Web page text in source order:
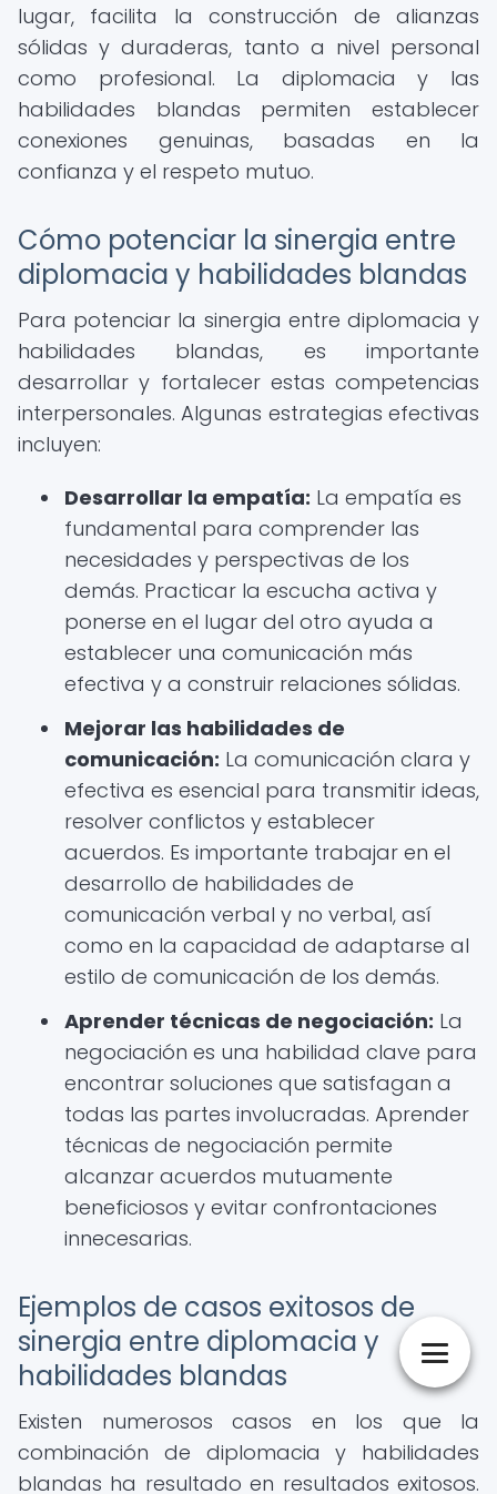
lugar, facilita la construcción de alianzas
sólidas y duraderas, tanto a nivel personal
como profesional. La diplomacia y las
habilidades blandas permiten establecer
conexiones genuinas, basadas en la
confianza y el respeto mutuo.
Cómo potenciar la sinergia entre
diplomacia y habilidades blandas
Para potenciar la sinergia entre diplomacia y
habilidades blandas, es importante
desarrollar y fortalecer estas competencias
interpersonales. Algunas estrategias efectivas
incluyen:
Desarrollar la empatía: La empatía es
fundamental para comprender las
necesidades y perspectivas de los
demás. Practicar la escucha activa y
ponerse en el lugar del otro ayuda a
establecer una comunicación más
efectiva y a construir relaciones sólidas.
Mejorar las habilidades de
comunicación: La comunicación clara y
efectiva es esencial para transmitir ideas,
resolver conflictos y establecer
acuerdos. Es importante trabajar en el
desarrollo de habilidades de
comunicación verbal y no verbal, así
como en la capacidad de adaptarse al
estilo de comunicación de los demás.
Aprender técnicas de negociación: La
negociación es una habilidad clave para
encontrar soluciones que satisfagan a
todas las partes involucradas. Aprender
técnicas de negociación permite
alcanzar acuerdos mutuamente
beneficiosos y evitar confrontaciones
innecesarias.
Ejemplos de casos exitosos de
sinergia entre diplomacia y
habilidades blandas
Existen numerosos casos en los que la
combinación de diplomacia y habilidades
blandas ha resultado en resultados exitosos.